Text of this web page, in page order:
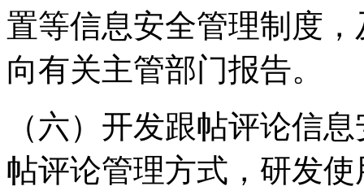
置等信息安全管理制度
向有关主管部门报告。
（六）开发跟帖评论信
帖评论管理方式，研发